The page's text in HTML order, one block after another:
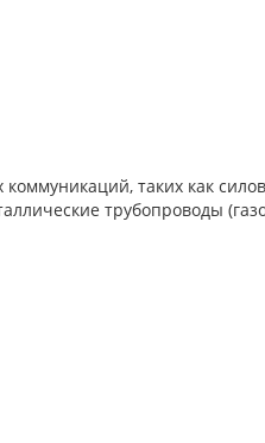
таких как
трубопроводы